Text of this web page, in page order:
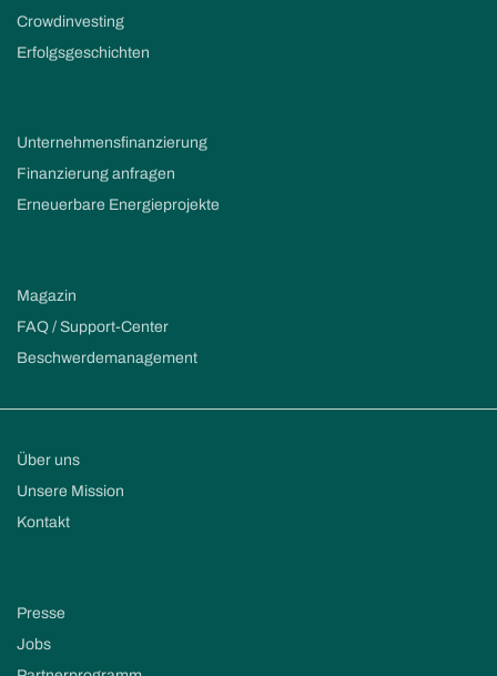
Crowdinvesting
Erfolgsgeschichten
Unternehmensfinanzierung
Finanzierung anfragen
Erneuerbare Energieprojekte
Magazin
FAQ / Support-Center
Beschwerdemanagement
Über uns
Unsere Mission
Kontakt
Presse
Jobs